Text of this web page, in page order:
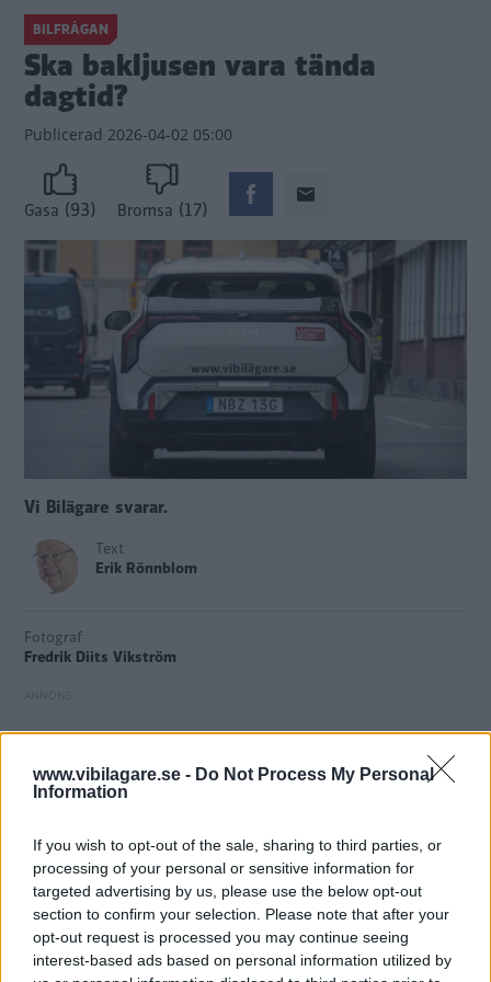
www.vibilagare.se - Do Not Process My Personal
Information
If you wish to opt-out of the sale, sharing to third parties, or
processing of your personal or sensitive information for
targeted advertising by us, please use the below opt-out
section to confirm your selection. Please note that after your
opt-out request is processed you may continue seeing
interest-based ads based on personal information utilized by
BILFRÅGAN
Ska bakljusen vara tända
dagtid?
Publicerad 2026-04-02 05:00
Gasa (93) Bromsa (17)
Vi Bilägare svarar.
Text
Erik Rönnblom
Fotograf
Fredrik Diits Vikström
På vardagar svarar Vi Bilägare på läsarfrågor om bilar och
trafik. Vill du att vi ska svara på din fråga? Mejla till
Fråga:Hur är det egentligen nu för tiden? Måste också
bakljus vara tända dagtid? I så fall måste jag med min lite
äldre bil, en tio år gammal Toyota, ständigt åka omkring
med halvljuset tänt? Känns lite onödigt.